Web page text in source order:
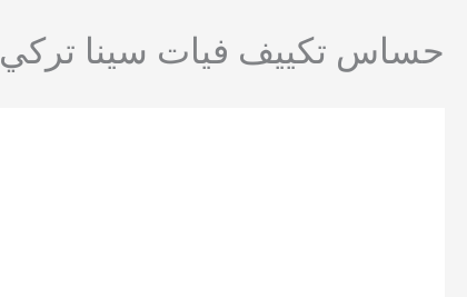
حساس تكييف فيات سينا تركي